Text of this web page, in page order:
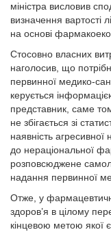
міністра висловив
визначення вартості
на основі
Стосовно власних
наголосив, що
первинної медико-
керується
представник, саме
не збігається зі
наявність
до нераціональної
розповсюджене
надання первинної
Отже, у
здоров’я в цілому
кінцевою метою якої